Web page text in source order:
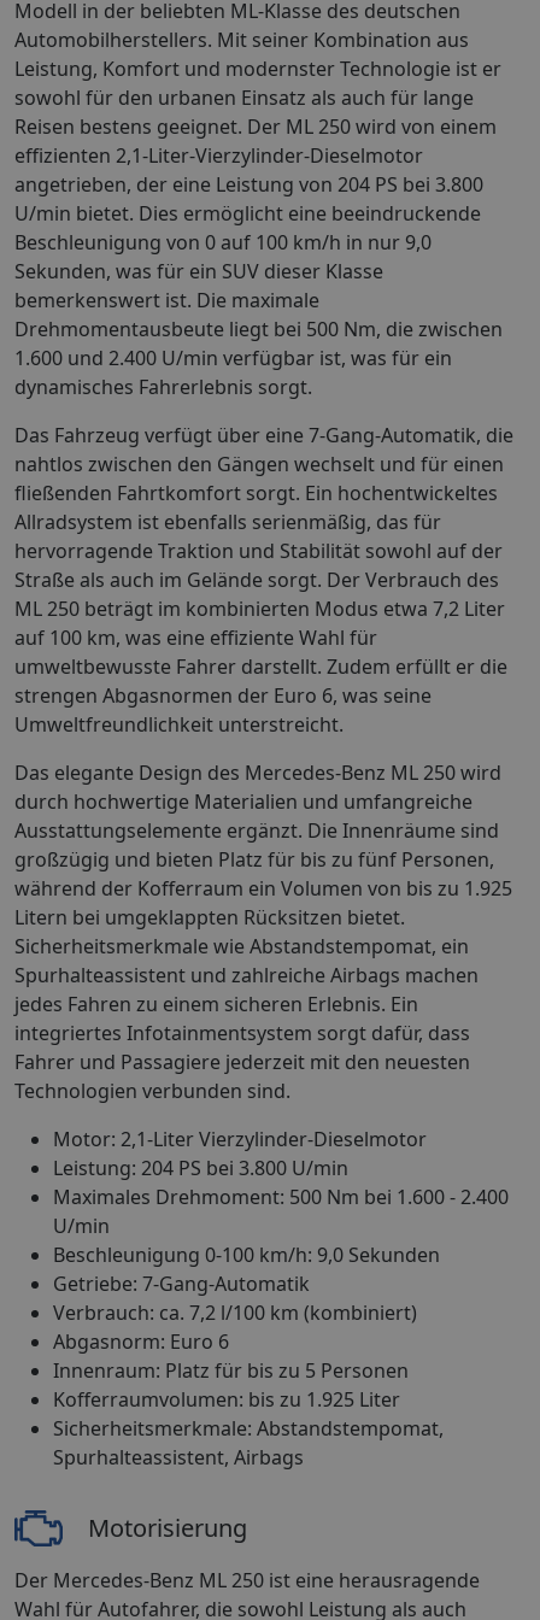
Modell in der beliebten ML-Klasse des deutschen
Automobilherstellers. Mit seiner Kombination aus
Leistung, Komfort und modernster Technologie ist er
sowohl für den urbanen Einsatz als auch für lange
Reisen bestens geeignet. Der ML 250 wird von einem
effizienten 2,1-Liter-Vierzylinder-Dieselmotor
angetrieben, der eine Leistung von 204 PS bei 3.800
U/min bietet. Dies ermöglicht eine beeindruckende
Beschleunigung von 0 auf 100 km/h in nur 9,0
Sekunden, was für ein SUV dieser Klasse
bemerkenswert ist. Die maximale
Drehmomentausbeute liegt bei 500 Nm, die zwischen
1.600 und 2.400 U/min verfügbar ist, was für ein
dynamisches Fahrerlebnis sorgt.
Das Fahrzeug verfügt über eine 7-Gang-Automatik, die
nahtlos zwischen den Gängen wechselt und für einen
fließenden Fahrtkomfort sorgt. Ein hochentwickeltes
Allradsystem ist ebenfalls serienmäßig, das für
hervorragende Traktion und Stabilität sowohl auf der
Straße als auch im Gelände sorgt. Der Verbrauch des
ML 250 beträgt im kombinierten Modus etwa 7,2 Liter
auf 100 km, was eine effiziente Wahl für
umweltbewusste Fahrer darstellt. Zudem erfüllt er die
strengen Abgasnormen der Euro 6, was seine
Umweltfreundlichkeit unterstreicht.
Das elegante Design des Mercedes-Benz ML 250 wird
durch hochwertige Materialien und umfangreiche
Ausstattungselemente ergänzt. Die Innenräume sind
großzügig und bieten Platz für bis zu fünf Personen,
während der Kofferraum ein Volumen von bis zu 1.925
Litern bei umgeklappten Rücksitzen bietet.
Sicherheitsmerkmale wie Abstandstempomat, ein
Spurhalteassistent und zahlreiche Airbags machen
jedes Fahren zu einem sicheren Erlebnis. Ein
integriertes Infotainmentsystem sorgt dafür, dass
Fahrer und Passagiere jederzeit mit den neuesten
Technologien verbunden sind.
Motor: 2,1-Liter Vierzylinder-Dieselmotor
Leistung: 204 PS bei 3.800 U/min
Maximales Drehmoment: 500 Nm bei 1.600 - 2.400
U/min
Beschleunigung 0-100 km/h: 9,0 Sekunden
Getriebe: 7-Gang-Automatik
Verbrauch: ca. 7,2 l/100 km (kombiniert)
Abgasnorm: Euro 6
Innenraum: Platz für bis zu 5 Personen
Kofferraumvolumen: bis zu 1.925 Liter
Sicherheitsmerkmale: Abstandstempomat,
Spurhalteassistent, Airbags
Motorisierung
Der Mercedes-Benz ML 250 ist eine herausragende
Wahl für Autofahrer, die sowohl Leistung als auch